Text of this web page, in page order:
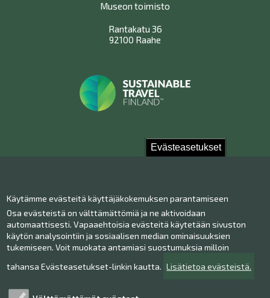
Evästeasetukset
Käytämme evästeitä käyttäjäkokemuksen parantamiseen
Osa evästeistä on välttämättömiä ja ne aktivoidaan
automaattisesti. Vapaaehtoisia evästeitä käytetään sivuston
käytön analysointiin ja sosiaalisen median ominaisuuksien
tukemiseen. Voit muokata antamiasi suostumuksia milloin
tahansa Evästeasetukset-linkin kautta. Lisätietoa evästeistä.
Museon toimisto
Rantakatu 36
92100 Raahe
Yhteystiedot
Henkilökunta
Anna palautetta
Museo Facebookissa
Museo Instagramissa